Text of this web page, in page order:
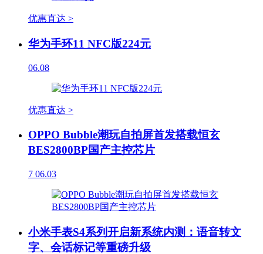
优惠直达 >
华为手环11 NFC版224元
06.08
优惠直达 >
OPPO Bubble潮玩自拍屏首发搭载恒玄
BES2800BP国产主控芯片
7 06.03
小米手表S4系列开启新系统内测：语音转文
字、会话标记等重磅升级